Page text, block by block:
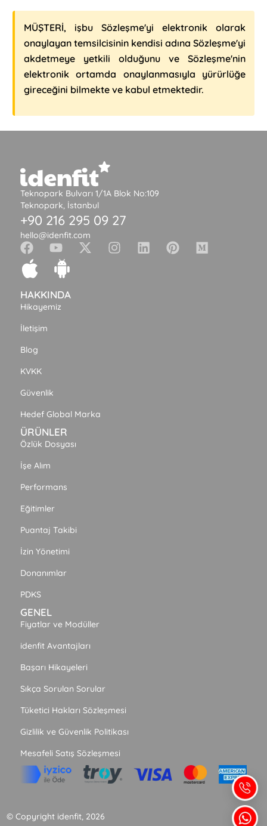
MÜŞTERİ, işbu Sözleşme'yi elektronik olarak
onaylayan temsilcisinin kendisi adına Sözleşme'yi
akdetmeye yetkili olduğunu ve Sözleşme'nin
elektronik ortamda onaylanmasıyla yürürlüğe
gireceğini bilmekte ve kabul etmektedir.
Teknopark Bulvarı 1/1A Blok No:109
Teknopark, İstanbul
+90 216 295 09 27
hello@idenfit.com
HAKKINDA
Hikayemiz
İletişim
Blog
KVKK
Güvenlik
Hedef Global Marka
ÜRÜNLER
Özlük Dosyası
İşe Alım
Performans
Eğitimler
Puantaj Takibi
İzin Yönetimi
Donanımlar
PDKS
GENEL
Fiyatlar ve Modüller
idenfit Avantajları
Başarı Hikayeleri
Sıkça Sorulan Sorular
Tüketici Hakları Sözleşmesi
Gizlilik ve Güvenlik Politikası
Mesafeli Satış Sözleşmesi
© Copyright idenfit, 2026